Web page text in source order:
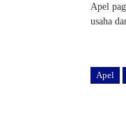
Apel
usaha
Apel